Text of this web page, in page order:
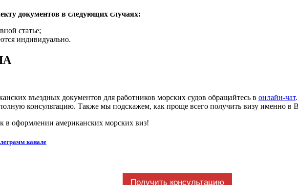
документов в следующих случаях:
статье;
индивидуально.
въездных документов для работников морских судов обращайтесь в онлайн-чат
консультацию. Также мы подскажем, как проще всего получить визу именно в
оформлении американских морских виз!
канале
Получить консультацию